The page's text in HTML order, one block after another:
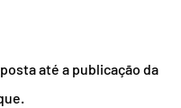
até a publicação da